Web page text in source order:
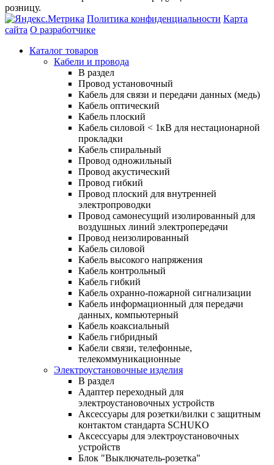
розницу.
Политика конфиденциальности Карта
сайта О разработчике
Каталог товаров
Кабели и провода
В раздел
Провод установочный
Кабель для связи и передачи данных (медь)
Кабель оптический
Кабель плоский
Кабель силовой < 1кВ для нестационарной
прокладки
Кабель спиральный
Провод одножильный
Провод акустический
Провод гибкий
Провод плоский для внутренней
электропроводки
Провод самонесущий изолированный для
воздушных линий электропередачи
Провод неизолированный
Кабель силовой
Кабель высокого напряжения
Кабель контрольный
Кабель гибкий
Кабель охранно-пожарной сигнализации
Кабель информационный для передачи
данных, компьютерный
Кабель коаксиальный
Кабель гибридный
Кабели связи, телефонные,
телекоммуникационные
Электроустановочные изделия
В раздел
Адаптер переходный для
электроустановочных устройств
Аксессуары для розетки/вилки с защитным
контактом стандарта SCHUKO
Аксессуары для электроустановочных
устройств
Блок "Выключатель-розетка"